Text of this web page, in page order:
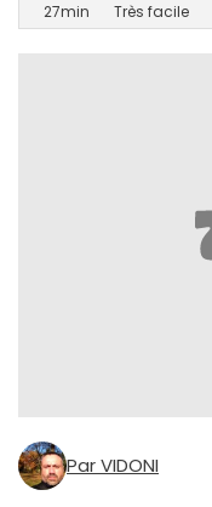
27min Très facile
Par VIDONI